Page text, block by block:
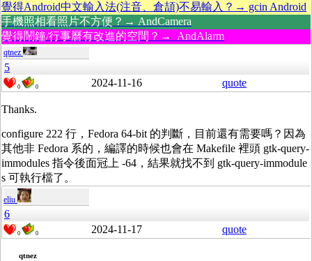
覺得Android中文輸入法(注音、倉頡)不易輸入？→ gcin Android
手機照相看照片不方便？→ AndCamera
覺得鬧鐘/行事曆有改進的空間？→ AndAlarm
qtnez
5
0 0 2024-11-16 quote
Thanks.
configure 222 行，Fedora 64-bit 的判斷，目前還有需要嗎？因為
其他非 Fedora 系的，編譯的時候也會在 Makefile 裡頭 gtk-query-
immodules 指令後面冠上 -64，結果就找不到 gtk-query-immodule
s 可執行檔了。
eliu
6
0 0 2024-11-17 quote
qtnez